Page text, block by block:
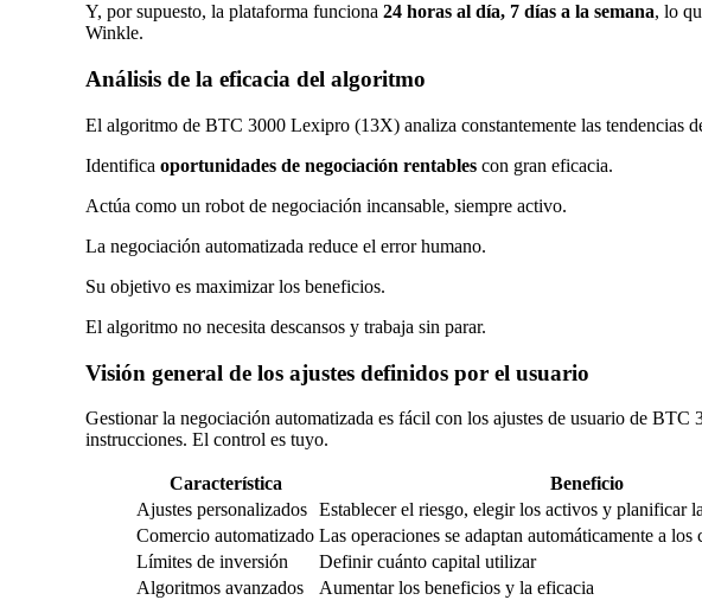
Y, por supuesto, la plataforma funciona 24 horas al día, 7 días a la semana, lo
Winkle.
Análisis de la eficacia del algoritmo
El algoritmo de BTC 3000 Lexipro (13X) analiza constantemente las tendencias
Identifica oportunidades de negociación rentables con gran eficacia.
Actúa como un robot de negociación incansable, siempre activo.
La negociación automatizada reduce el error humano.
Su objetivo es maximizar los beneficios.
El algoritmo no necesita descansos y trabaja sin parar.
Visión general de los ajustes definidos por el usuario
Gestionar la negociación automatizada es fácil con los ajustes de usuario de
instrucciones. El control es tuyo.
Característica
Beneficio
Ajustes personalizados Establecer el riesgo, elegir los activos y planificar
Comercio automatizado Las operaciones se adaptan automáticamente a los
Límites de inversión
Definir cuánto capital utilizar
Algoritmos avanzados
Aumentar los beneficios y la eficacia